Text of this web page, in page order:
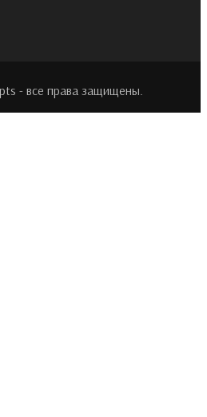
- все права защищены.